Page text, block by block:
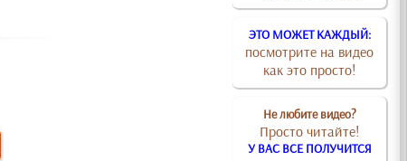
ЭТО МОЖЕТ КАЖДЫЙ:
посмотрите на видео
как это просто!
Не любите видео?
Просто читайте!
У ВАС ВСЕ ПОЛУЧИТСЯ